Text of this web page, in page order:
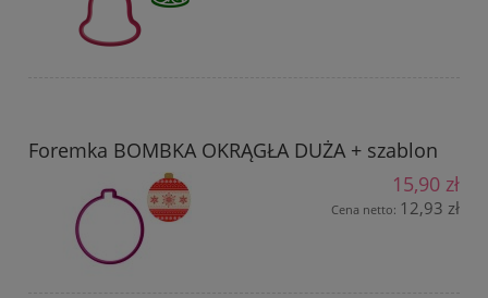
Foremka BOMBKA OKRĄGŁA DUŻA + szablon
15,90 zł
Cena netto: 12,93 zł